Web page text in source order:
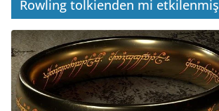
Rowling tolkienden mi etkilenmiş